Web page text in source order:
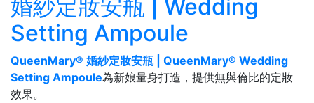
婚紗定妝安瓶 | Wedding
Setting Ampoule
QueenMary® 婚紗定妝安瓶 | QueenMary® Wedding
Setting Ampoule為新娘量身打造，提供無與倫比的定妝
效果。